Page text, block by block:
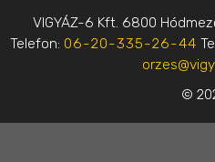
VIGYÁZ-6 Kft. 6800
Telefon: 06-20-335-26-44
©